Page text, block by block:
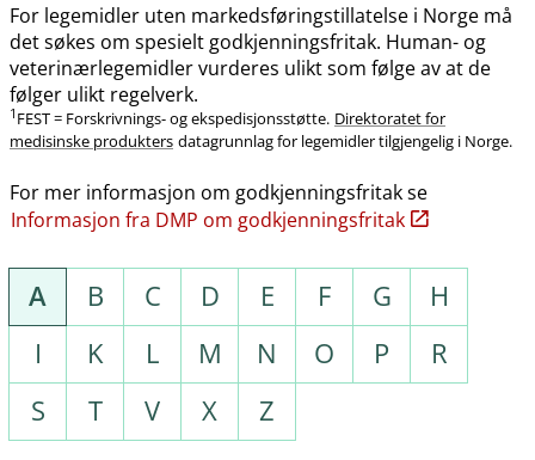
For legemidler uten markedsføringstillatelse i Norge må
det søkes om spesielt godkjenningsfritak. Human- og
veterinærlegemidler vurderes ulikt som følge av at de
følger ulikt regelverk.
1 FEST = Forskrivnings- og ekspedisjonsstøtte. Direktoratet for
medisinske produkters datagrunnlag for legemidler tilgjengelig i Norge.
For mer informasjon om godkjenningsfritak se
Informasjon fra DMP om godkjenningsfritak
A B C D E F G
H
I
K L M N O P
R
S
T V X Z